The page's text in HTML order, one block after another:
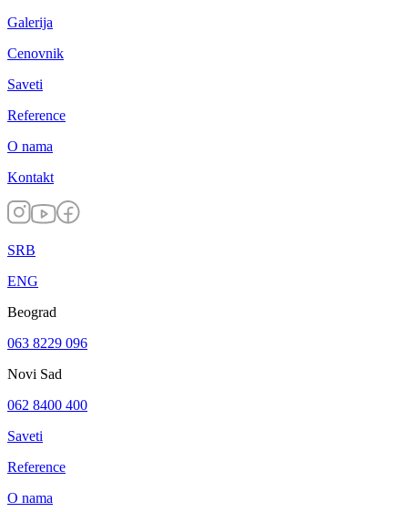
Galerija
Cenovnik
Saveti
Reference
O nama
Kontakt
SRB
ENG
Beograd
063 8229 096
Novi Sad
062 8400 400
Saveti
Reference
O nama